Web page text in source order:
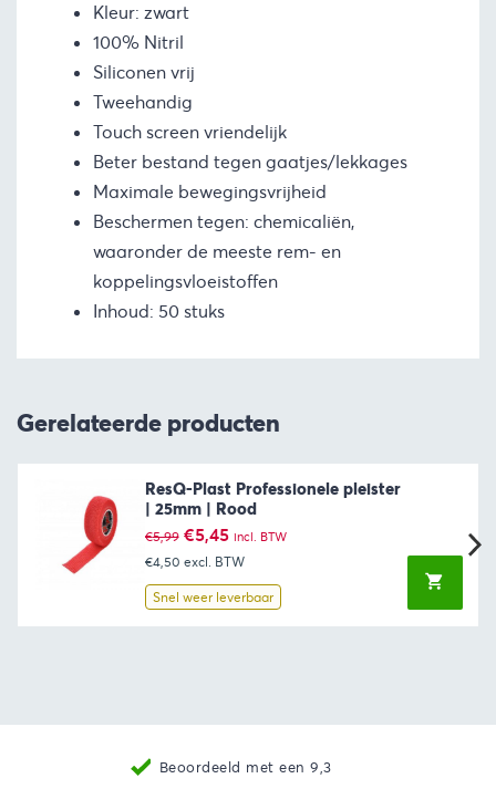
Kleur: zwart
100% Nitril
Siliconen vrij
Tweehandig
Touch screen vriendelijk
Beter bestand tegen gaatjes/lekkages
Maximale bewegingsvrijheid
Beschermen tegen: chemicaliën,
waaronder de meeste rem- en
koppelingsvloeistoffen
Inhoud: 50 stuks
Gerelateerde producten
ResQ-Plast Professionele pleister
| 25mm | Rood
€5,99 Oorspronkelijke
prijs
was:
€5,99.
€5,45Huidige
prijs
is:
€5,45.
incl. BTW
€4,50 excl. BTW
Snel weer leverbaar
Beoordeeld met een 9,3